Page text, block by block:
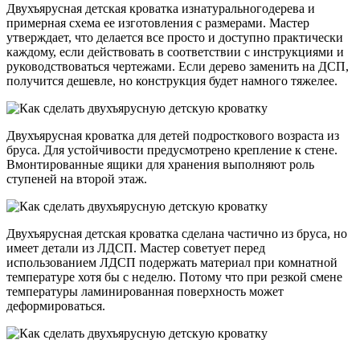
Двухъярусная детская кроватка изнатуральногодерева и
примерная схема ее изготовления с размерами. Мастер
утверждает, что делается все просто и доступно практически
каждому, если действовать в соответствии с инструкциями и
руководствоваться чертежами. Если дерево заменить на ДСП,
получится дешевле, но конструкция будет намного тяжелее.
Двухъярусная кроватка для детей подросткового возраста из
бруса. Для устойчивости предусмотрено крепление к стене.
Вмонтированные ящики для хранения выполняют роль
ступеней на второй этаж.
Двухъярусная детская кроватка сделана частично из бруса, но
имеет детали из ЛДСП. Мастер советует перед
использованием ЛДСП подержать материал при комнатной
температуре хотя бы с неделю. Потому что при резкой смене
температуры ламинированная поверхность может
деформироваться.